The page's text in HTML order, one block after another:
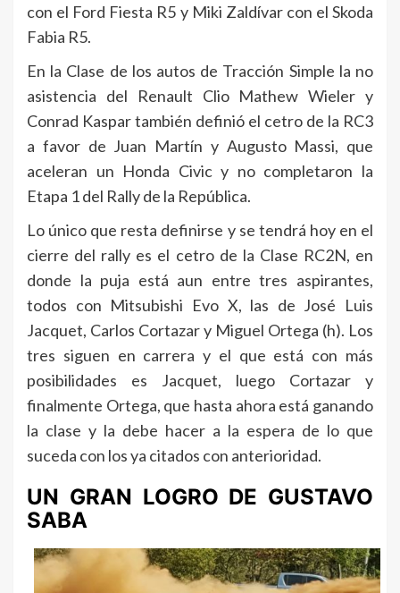
con el Ford Fiesta R5 y Miki Zaldívar con el Skoda
Fabia R5.
En la Clase de los autos de Tracción Simple la no
asistencia del Renault Clio Mathew Wieler y
Conrad Kaspar también definió el cetro de la RC3
a favor de Juan Martín y Augusto Massi, que
aceleran un Honda Civic y no completaron la
Etapa 1 del Rally de la República.
Lo único que resta definirse y se tendrá hoy en el
cierre del rally es el cetro de la Clase RC2N, en
donde la puja está aun entre tres aspirantes,
todos con Mitsubishi Evo X, las de José Luis
Jacquet, Carlos Cortazar y Miguel Ortega (h). Los
tres siguen en carrera y el que está con más
posibilidades es Jacquet, luego Cortazar y
finalmente Ortega, que hasta ahora está ganando
la clase y la debe hacer a la espera de lo que
suceda con los ya citados con anterioridad.
UN GRAN LOGRO DE GUSTAVO
SABA